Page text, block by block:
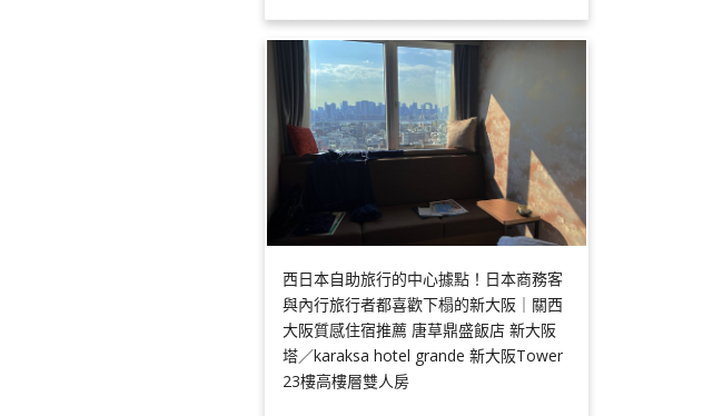
西日本自助旅行的中心據點！日本商務客
與內行旅行者都喜歡下榻的新大阪｜關西
大阪質感住宿推薦 唐草鼎盛飯店 新大阪
塔／karaksa hotel grande 新大阪Tower
23樓高樓層雙人房